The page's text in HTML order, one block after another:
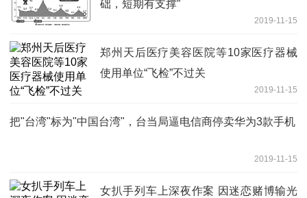
础，短期有支撑”
2019-11-15
郑州天后医疗美容医院等10家医疗器械
使用单位“飞检”不过关
2019-11-15
把"台湾"标为"中国台湾"，台当局逼电信商停卖华为3款手机
2019-11-15
女扒手列车上深夜作案 因迷恋赌博输光